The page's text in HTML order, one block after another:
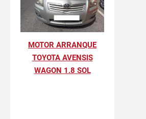
MOTOR ARRANQUE
TOYOTA AVENSIS
WAGON 1.8 SOL